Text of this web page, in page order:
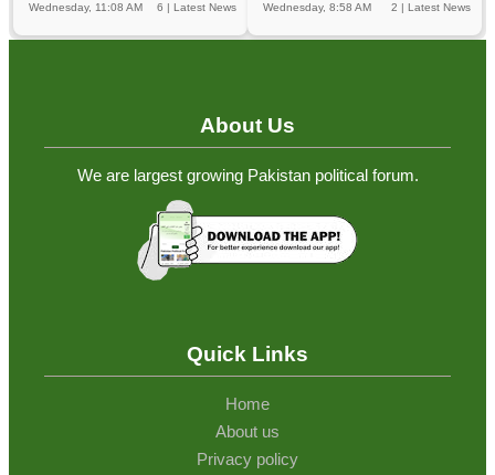
6 | Latest News
Wednesday, 11:08 AM 2 | Latest News
Wednesday, 8:58 AM
About Us
We are largest growing Pakistan political forum.
Quick Links
Home
About us
Privacy policy